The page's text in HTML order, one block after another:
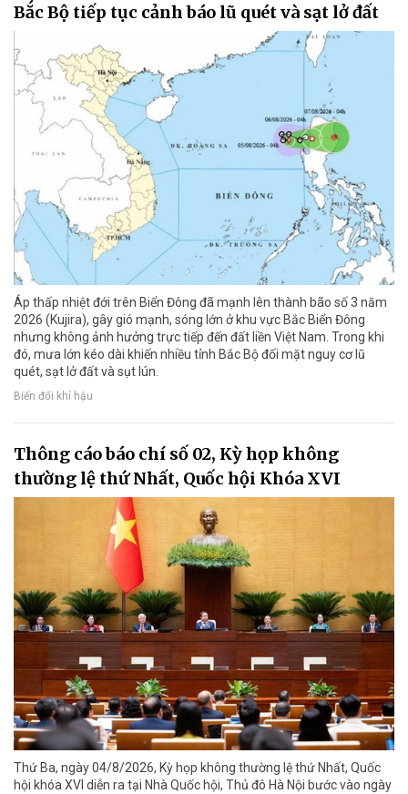
Bắc Bộ tiếp tục cảnh báo lũ quét và sạt lở đất
Áp thấp nhiệt đới trên Biển Đông đã mạnh lên thành bão số 3 năm
2026 (Kujira), gây gió mạnh, sóng lớn ở khu vực Bắc Biển Đông
nhưng không ảnh hưởng trực tiếp đến đất liền Việt Nam. Trong khi
đó, mưa lớn kéo dài khiến nhiều tỉnh Bắc Bộ đối mặt nguy cơ lũ
quét, sạt lở đất và sụt lún.
Biến đổi khí hậu
Thông cáo báo chí số 02, Kỳ họp không
thường lệ thứ Nhất, Quốc hội Khóa XVI
Thứ Ba, ngày 04/8/2026, Kỳ họp không thường lệ thứ Nhất, Quốc
hội khóa XVI diễn ra tại Nhà Quốc hội, Thủ đô Hà Nội bước vào ngày